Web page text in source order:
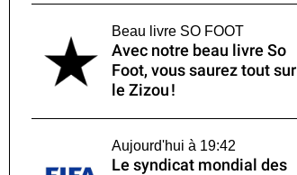
Beau livre SO FOOT
Avec notre beau livre So
Foot, vous saurez tout sur
le Zizou !
Aujourd'hui à 19:42
Le syndicat mondial des